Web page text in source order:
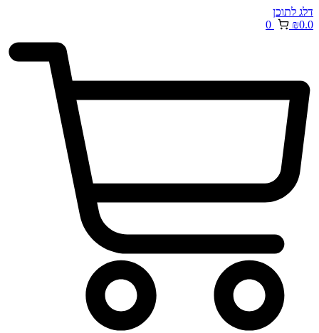
דלג לתוכן
₪0.0
0